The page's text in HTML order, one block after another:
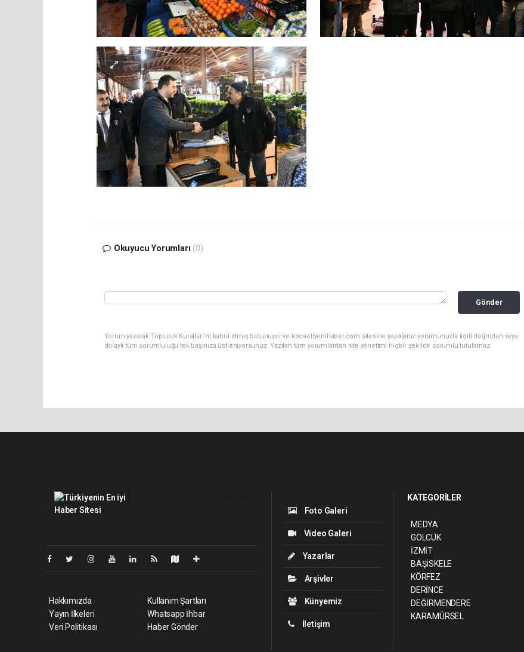
Okuyucu Yorumları (0)
Gönder
Yorum yazarak Topluluk Kuralları’nı kabul etmiş bulunuyor ve kocaeliyenihaber.com sitesine yaptığınız yorumunuzla ilgili doğrudan veya
dolaylı tüm sorumluluğu tek başınıza üstleniyorsunuz. Yazılan tüm yorumlardan site yönetimi hiçbir şekilde sorumlu tutulamaz.
Hakkımızda
Yayın İlkeleri
Veri Politikası
Kullanım Şartları
Whatsapp İhbar
Haber Gönder
Foto Galeri
Video Galeri
Yazarlar
Arşivler
Künyemiz
İletişim
KATEGORİLER
MEDYA
GÖLCÜK
İZMİT
BAŞİSKELE
KÖRFEZ
DERİNCE
DEĞİRMENDERE
KARAMÜRSEL